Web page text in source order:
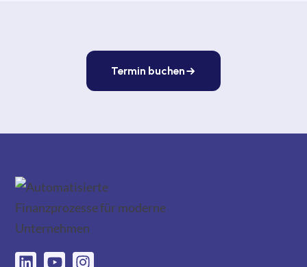
Termin buchen